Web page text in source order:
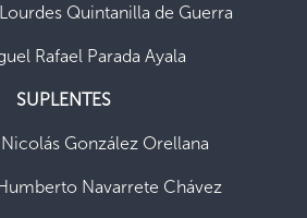
Quintanilla de Guerra
Rafael Parada Ayala
SUPLENTES
González Orellana
Navarrete Chávez